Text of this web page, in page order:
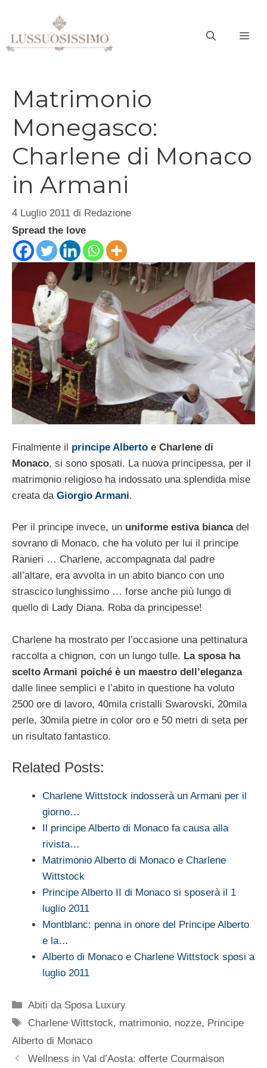
contenuto
Matrimonio
Monegasco:
Charlene di Monaco
in Armani
4 Luglio 2011 di Redazione
Spread the love
Finalmente il principe Alberto e Charlene di
Monaco, si sono sposati. La nuova principessa, per il
matrimonio religioso ha indossato una splendida mise
creata da Giorgio Armani.
Per il principe invece, un uniforme estiva biancadel
sovrano di Monaco, che ha voluto per lui il principe
Ranieri … Charlene, accompagnata dal padre
all’altare, era avvolta in un abito bianco con uno
strascico lunghissimo … forse anche più lungo di
quello di Lady Diana. Roba da principesse!
Charlene ha mostrato per l’occasione una pettinatura
raccolta a chignon, con un lungo tulle. La sposa ha
scelto Armani poiché è un maestro dell’eleganza
dalle linee semplici e l’abito in questione ha voluto
2500 ore di lavoro, 40mila cristalli Swarovski, 20mila
perle, 30mila pietre in color oro e 50 metri di seta per
un risultato fantastico.
Related Posts:
Charlene Wittstock indosserà un Armani per il
giorno…
Il principe Alberto di Monaco fa causa alla
rivista…
Matrimonio Alberto di Monaco e Charlene
Wittstock
Principe Alberto II di Monaco si sposerà il 1
luglio 2011
Montblanc: penna in onore del Principe Alberto
e la…
Alberto di Monaco e Charlene Wittstock sposi a
luglio 2011
Categorie
Abiti da Sposa Luxury
Tag
Charlene Wittstock, matrimonio, nozze, Principe
Alberto di Monaco
Wellness in Val d’Aosta: offerte Courmaison